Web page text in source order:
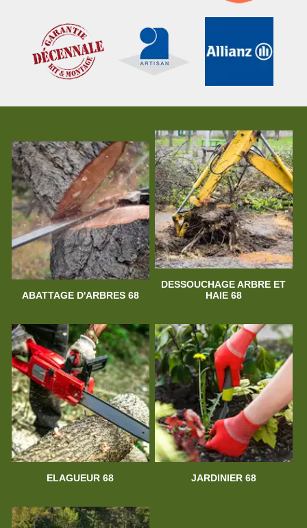
ABATTAGE D'ARBRES 68
DESSOUCHAGE ARBRE ET
HAIE 68
ELAGUEUR 68 JARDINIER 68